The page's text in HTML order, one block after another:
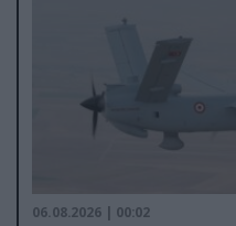
06.08.2026 | 00:02